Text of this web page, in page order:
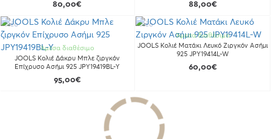
80,00€ 88,00€
Νέο
Άμεσα διαθέσιμο
JOOLS Κολιέ Δάκρυ Μπλε ζιργκόν
Επίχρυσο Ασήμι 925 JPY19419BL-Y
95,00€
Νέο
Άμεσα διαθέσιμο
JOOLS Κολιέ Ματάκι Λευκό Ζιργκόν Ασήμι
925 JPY19414L-W
60,00€